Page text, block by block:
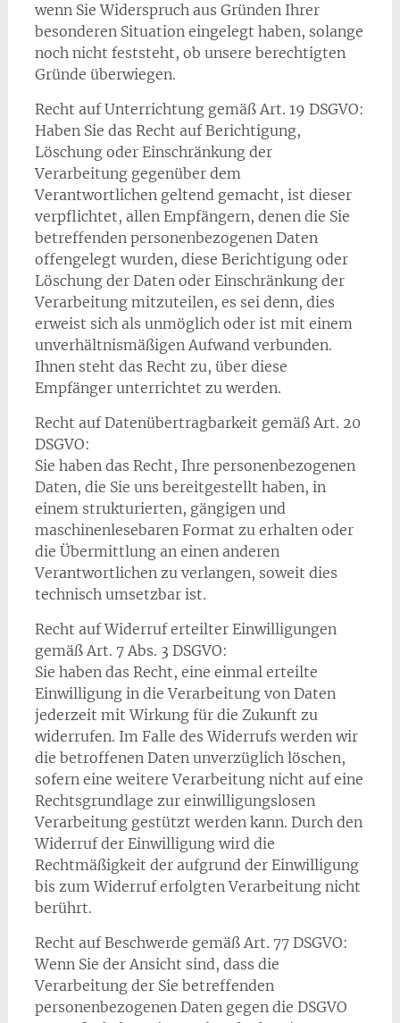
wenn Sie Widerspruch aus Gründen Ihrer
besonderen Situation eingelegt haben, solange
noch nicht feststeht, ob unsere berechtigten
Gründe überwiegen.
Recht auf Unterrichtung gemäß Art. 19 DSGVO:
Haben Sie das Recht auf Berichtigung,
Löschung oder Einschränkung der
Verarbeitung gegenüber dem
Verantwortlichen geltend gemacht, ist dieser
verpflichtet, allen Empfängern, denen die Sie
betreffenden personenbezogenen Daten
offengelegt wurden, diese Berichtigung oder
Löschung der Daten oder Einschränkung der
Verarbeitung mitzuteilen, es sei denn, dies
erweist sich als unmöglich oder ist mit einem
unverhältnismäßigen Aufwand verbunden.
Ihnen steht das Recht zu, über diese
Empfänger unterrichtet zu werden.
Recht auf Datenübertragbarkeit gemäß Art. 20
DSGVO:
Sie haben das Recht, Ihre personenbezogenen
Daten, die Sie uns bereitgestellt haben, in
einem strukturierten, gängigen und
maschinenlesebaren Format zu erhalten oder
die Übermittlung an einen anderen
Verantwortlichen zu verlangen, soweit dies
technisch umsetzbar ist.
Recht auf Widerruf erteilter Einwilligungen
gemäß Art. 7 Abs. 3 DSGVO:
Sie haben das Recht, eine einmal erteilte
Einwilligung in die Verarbeitung von Daten
jederzeit mit Wirkung für die Zukunft zu
widerrufen. Im Falle des Widerrufs werden wir
die betroffenen Daten unverzüglich löschen,
sofern eine weitere Verarbeitung nicht auf eine
Rechtsgrundlage zur einwilligungslosen
Verarbeitung gestützt werden kann. Durch den
Widerruf der Einwilligung wird die
Rechtmäßigkeit der aufgrund der Einwilligung
bis zum Widerruf erfolgten Verarbeitung nicht
berührt.
Recht auf Beschwerde gemäß Art. 77 DSGVO:
Wenn Sie der Ansicht sind, dass die
Verarbeitung der Sie betreffenden
personenbezogenen Daten gegen die DSGVO